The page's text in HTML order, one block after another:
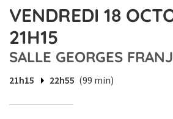
VENDREDI 18
21H15
SALLE GEORGES
21h15 22h55 (99 min)